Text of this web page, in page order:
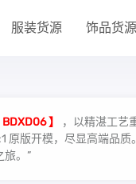
服装货源 饰品货源
】
，以精湛工艺
原版开模，尽显高端品
旅。”